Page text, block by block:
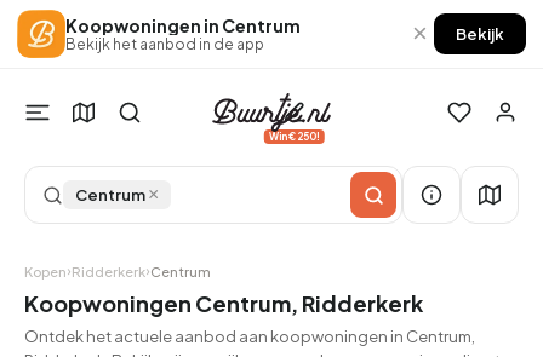
Koopwoningen in Centrum
Bekijk het aanbod in de app × Bekijk
Win €250!
Centrum×
Kopen Ridderkerk Centrum
Koopwoningen Centrum, Ridderkerk
Ontdek het actuele aanbod aan koopwoningen in Centrum,